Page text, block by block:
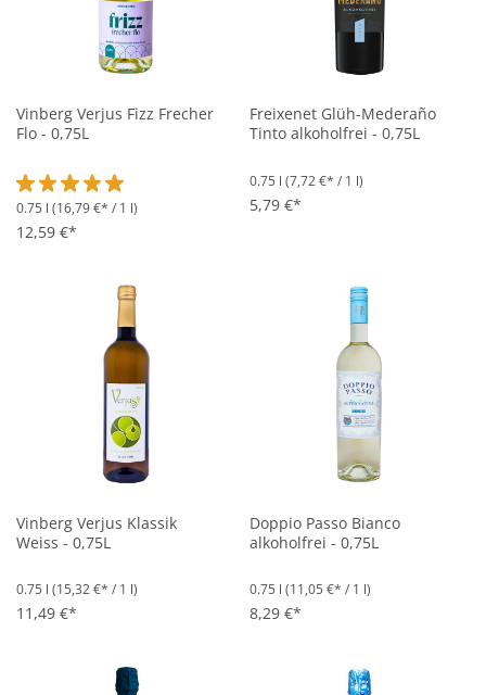
Vinberg Verjus Fizz Frecher
Flo - 0,75L
Durchschnittliche Bewertung von 5 von 5 Sternen
0.75 l (16,79 €* / 1 l)
12,59 €*
Freixenet Glüh-Mederaño
Tinto alkoholfrei - 0,75L
0.75 l (7,72 €* / 1 l)
5,79 €*
Vinberg Verjus Klassik
Weiss - 0,75L
0.75 l (15,32 €* / 1 l)
11,49 €*
Doppio Passo Bianco
alkoholfrei - 0,75L
0.75 l (11,05 €* / 1 l)
8,29 €*